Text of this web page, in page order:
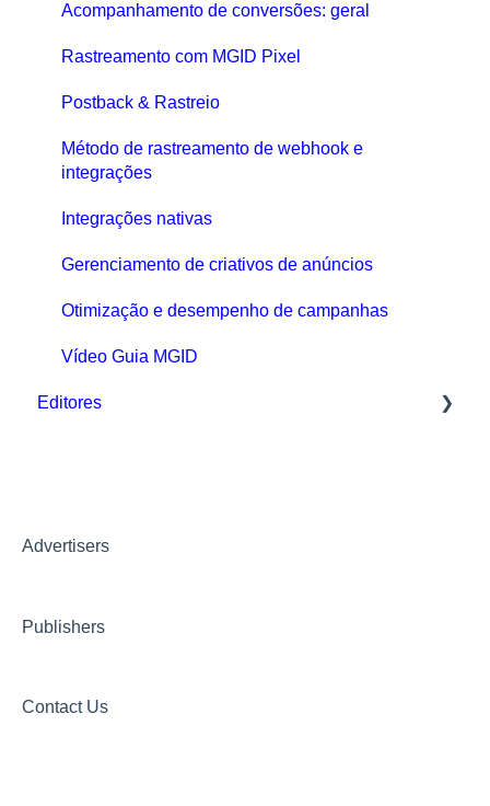
Acompanhamento de conversões: geral
Rastreamento com MGID Pixel
Postback & Rastreio
Método de rastreamento de webhook e
integrações
Integrações nativas
Gerenciamento de criativos de anúncios
Otimização e desempenho de campanhas
Vídeo Guia MGID
Editores
Tipos de Integração
Pagamento
Advertisers
Publishers
Contact Us